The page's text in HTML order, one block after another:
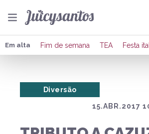
Em alta Fim de semana TEA Festa
15.ABR.2017
Diversão